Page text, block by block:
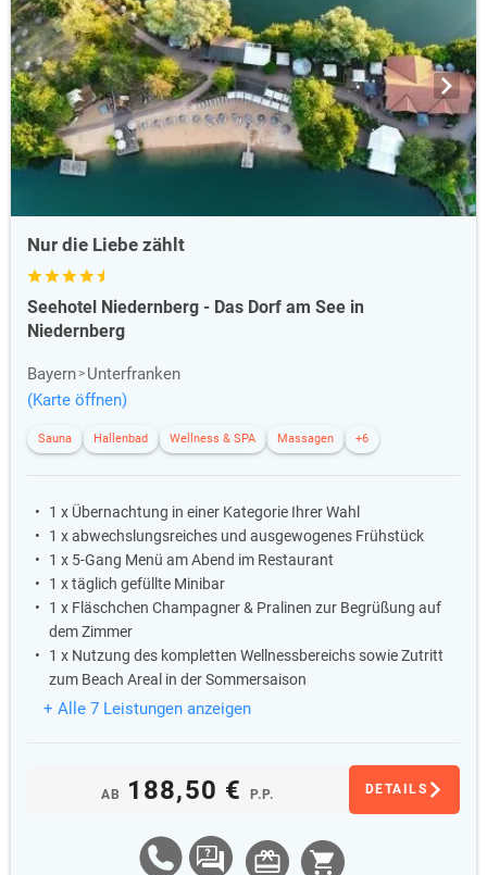
Nur die Liebe zählt
Seehotel Niedernberg - Das Dorf am See in
Niedernberg
Bayern
Unterfranken
(Karte öffnen)
Sauna Hallenbad Wellness & SPA Massagen +6
1 x Übernachtung in einer Kategorie Ihrer Wahl
1 x abwechslungsreiches und ausgewogenes Frühstück
1 x 5-Gang Menü am Abend im Restaurant
1 x täglich gefüllte Minibar
1 x Fläschchen Champagner & Pralinen zur Begrüßung auf
dem Zimmer
1 x Nutzung des kompletten Wellnessbereichs sowie Zutritt
zum Beach Areal in der Sommersaison
+ Alle 7 Leistungen anzeigen
AB 188,50 € P.P. DETAILS